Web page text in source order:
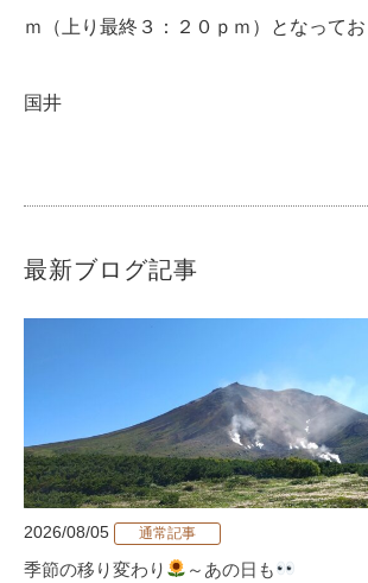
ｍ（上り最終３：２０ｐｍ）となってお
国井
最新ブログ記事
2026/08/05 通常記事
季節の移り変わり ～あの日も